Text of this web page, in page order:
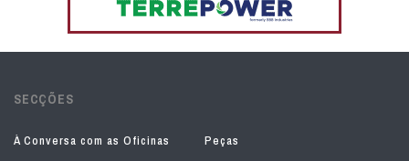
SECÇÕES
À Conversa com as Oficinas
Peças